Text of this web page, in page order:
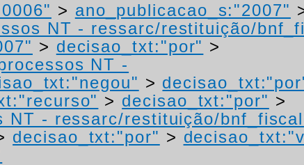
> ano_publicacao_s:"2007"
NT - ressarc/restituição/
> decisao_txt:"por" >
NT -
>
> decisao_txt:"por" >
NT - ressarc/restituição/
decisao_txt:"por" >